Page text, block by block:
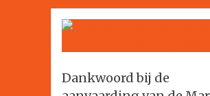
Dankwoord bij de